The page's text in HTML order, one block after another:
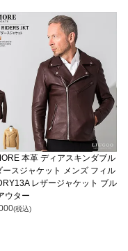
本革 ディアスキンダブル
ースジャケット メンズ フィル
レザージャケット ブル
ウター
(税込)